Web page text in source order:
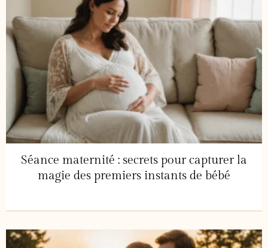
Séance maternité : secrets pour capturer la
magie des premiers instants de bébé